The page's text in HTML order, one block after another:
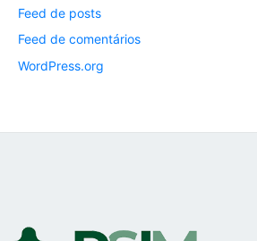
Feed de posts
Feed de comentários
WordPress.org